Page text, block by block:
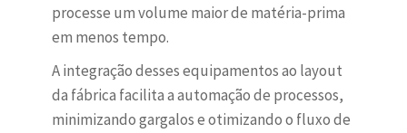
processe um volume maior de matéria-prima
em menos tempo.
A integração desses equipamentos ao layout
da fábrica facilita a automação de processos,
minimizando gargalos e otimizando o fluxo de